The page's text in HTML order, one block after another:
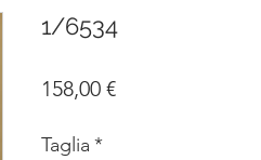
1/6534
158,00 €Prezzo
Taglia *